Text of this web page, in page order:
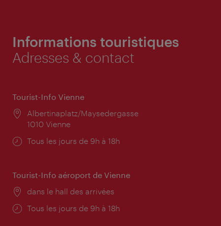
Informations touristiques
Adresses & contact
Tourist-Info Vienne
Lieu:
Albertinaplatz/Maysedergasse
1010 Vienne
Horaires
Tous les jours de 9h à 18h
Tourist-Info aéroport de Vienne
Lieu:
dans le hall des arrivées
Horaires
Tous les jours de 9h à 18h